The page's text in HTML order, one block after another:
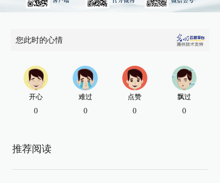
您此时的心情
开心
0
难过
0
点赞
0
飘过
0
推荐阅读